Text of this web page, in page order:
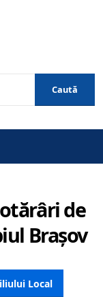
Caută
de
Brașov
Local